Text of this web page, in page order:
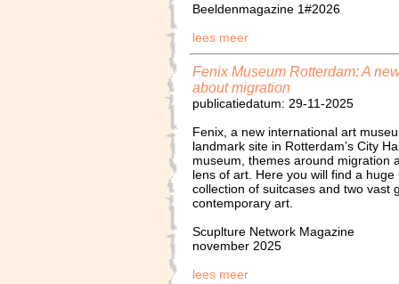
Beeldenmagazine 1#2026
lees meer
Fenix Museum Rotterdam: A
about migration
publicatiedatum: 29-11-2025
Fenix, a new international art
landmark site in Rotterdam’s City
museum, themes around migration
lens of art. Here you will find a
collection of suitcases and two vast
contemporary art.
Scuplture Network Magazine
november 2025
lees meer